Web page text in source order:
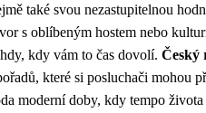
také svou nezastupitelnou
s oblíbeným hostem nebo
kdy vám to čas dovolí. Český
které si posluchači mohou
moderní doby, kdy tempo života